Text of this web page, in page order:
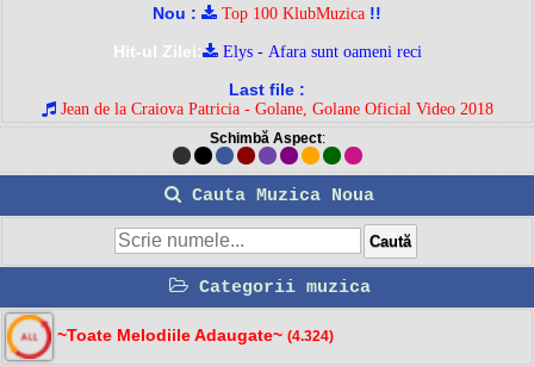
Nou : Top 100 KlubMuzica !!
Hit-ul Zilei:
Elys - Afara sunt oameni reci
Last file :
Jean de la Craiova Patricia - Golane, Golane Oficial Video 2018
Schimbă Aspect:
Cauta Muzica Noua
Categorii muzica
~Toate Melodiile Adaugate~ (4.324)